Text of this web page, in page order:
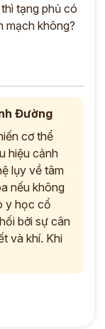
tạng phủ có
mạch không?
Đường
cơ thể
hiệu cảnh
lụy về tâm
nếu không
y học cổ
bởi sự cân
và khí. Khi